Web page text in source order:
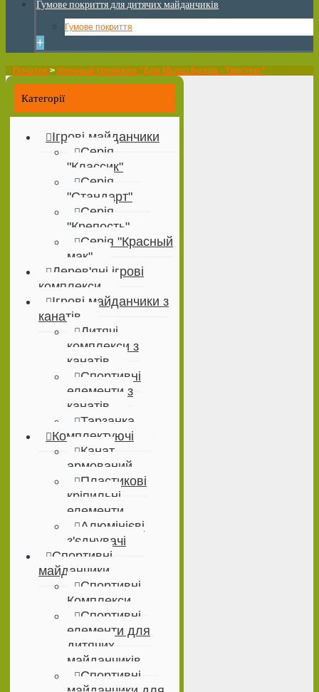
Гумове покриття для дитячих майданчиків
Гумове покриття
+
Початок > Уличный тренажер "Для Мыщц Бедра - Твистер "
Категорії
Ігрові майданчики
Серія
"Классик"
Серія
"Стандарт"
Серія
"Крепость"
Серія "Красный
мак"
Дерев'яні ігрові
комплекси
Ігрові майданчики з
канатів
Дитячі
комплекси з
канатів
Спортивні
елементи з
канатів
Тарзанка
Комплектуючі
Канат
армований
Пластикові
кріпильні
елементи
Алюмінієві
з'єднувачі
Спортивні
майданчики
Спортивні
Комплекси
Спортивні
елементи для
дитячих
майданчиків
Спортивні